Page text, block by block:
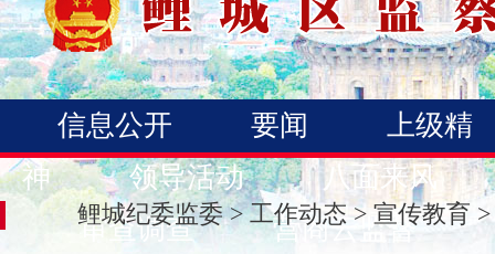
信息公开 要闻
上级精
神
领导活动
八面来风
审查调查
营商云监督
鲤城纪委监委>工作动态 > 宣传教育 >